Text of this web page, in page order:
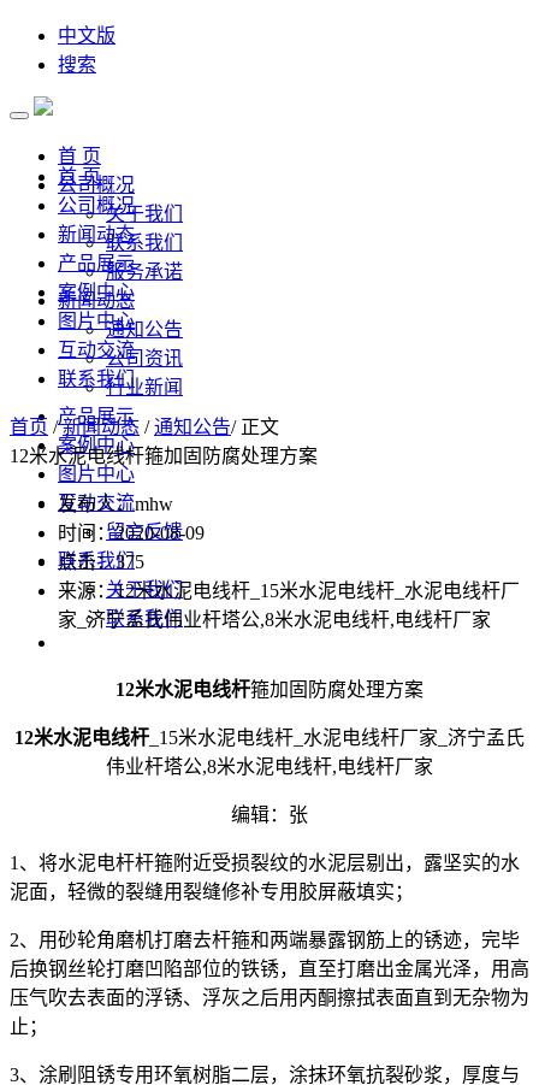
中文版
搜索
首 页
公司概况
关于我们
联系我们
服务承诺
新闻动态
通知公告
公司资讯
行业新闻
产品展示
案例中心
图片中心
互动交流
留言反馈
联系我们
关于我们
联系我们
首 页
公司概况
新闻动态
产品展示
案例中心
图片中心
互动交流
联系我们
首页 /新闻动态 /通知公告/ 正文
12米水泥电线杆箍加固防腐处理方案
发布人：mhw
时间：2020-08-09
点击：375
来源：12米水泥电线杆_15米水泥电线杆_水泥电线杆厂
家_济宁孟氏伟业杆塔公,8米水泥电线杆,电线杆厂家
12米水泥电线杆箍加固防腐处理方案
12米水泥电线杆 _15米水泥电线杆_水泥电线杆厂家_济宁孟氏
伟业杆塔公,8米水泥电线杆,电线杆厂家
编辑：张
1、将水泥电杆杆箍附近受损裂纹的水泥层剔出，露坚实的水
泥面，轻微的裂缝用裂缝修补专用胶屏蔽填实；
2、用砂轮角磨机打磨去杆箍和两端暴露钢筋上的锈迹，完毕
后换钢丝轮打磨凹陷部位的铁锈，直至打磨出金属光泽，用高
压气吹去表面的浮锈、浮灰之后用丙酮擦拭表面直到无杂物为
止；
3、涂刷阻锈专用环氧树脂二层，涂抹环氧抗裂砂浆，厚度与